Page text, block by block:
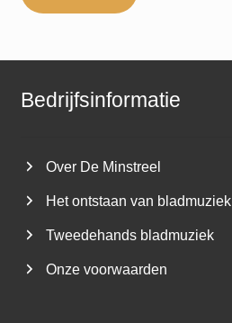
Bedrijfsinformatie
Over De Minstreel
Het ontstaan van bladmuziek
Tweedehands bladmuziek
Onze voorwaarden